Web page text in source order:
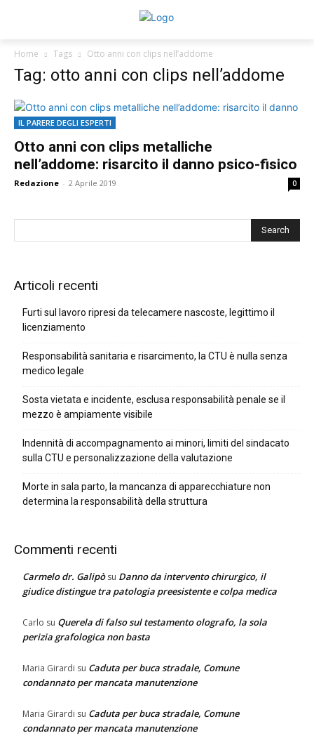
Home Tags Otto anni con clips nell’addome
Tag: otto anni con clips nell’addome
IL PARERE DEGLI ESPERTI
Otto anni con clips metalliche
nell’addome: risarcito il danno psico-fisico
Redazione - 2 Aprile 2019 0
Articoli recenti
Furti sul lavoro ripresi da telecamere nascoste, legittimo il
licenziamento
Responsabilità sanitaria e risarcimento, la CTU è nulla senza
medico legale
Sosta vietata e incidente, esclusa responsabilità penale se il
mezzo è ampiamente visibile
Indennità di accompagnamento ai minori, limiti del sindacato
sulla CTU e personalizzazione della valutazione
Morte in sala parto, la mancanza di apparecchiature non
determina la responsabilità della struttura
Commenti recenti
Carmelo dr. Galipòsu Danno da intervento chirurgico, il
giudice distingue tra patologia preesistente e colpa medica
Carlo su Querela di falso sul testamento olografo, la sola
perizia grafologica non basta
Maria Girardi su Caduta per buca stradale, Comune
condannato per mancata manutenzione
Maria Girardi su Caduta per buca stradale, Comune
condannato per mancata manutenzione